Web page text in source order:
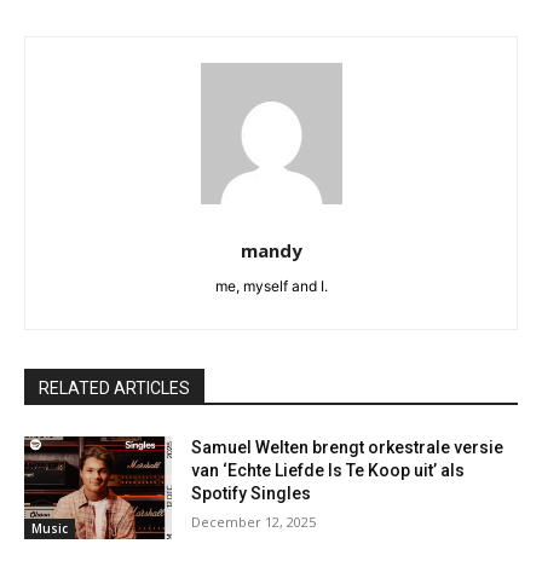
mandy
me, myself and I.
RELATED ARTICLES
Music
Samuel Welten brengt orkestrale versie
van ‘Echte Liefde Is Te Koop uit’ als
Spotify Singles
December 12, 2025